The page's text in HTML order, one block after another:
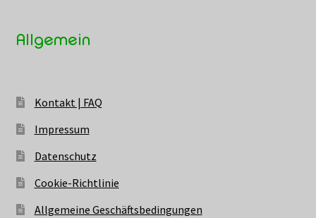
Allgemein
Kontakt | FAQ
Impressum
Datenschutz
Cookie-Richtlinie
Allgemeine Geschäftsbedingungen